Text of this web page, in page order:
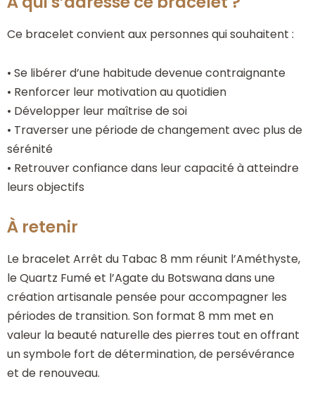
Ce bracelet convient aux personnes qui souhaitent :
• Se libérer d’une habitude devenue contraignante
• Renforcer leur motivation au quotidien
• Développer leur maîtrise de soi
• Traverser une période de changement avec plus de
sérénité
• Retrouver confiance dans leur capacité à atteindre
leurs objectifs
À retenir
Le bracelet Arrêt du Tabac 8 mm réunit l’Améthyste,
le Quartz Fumé et l’Agate du Botswana dans une
création artisanale pensée pour accompagner les
périodes de transition. Son format 8 mm met en
valeur la beauté naturelle des pierres tout en offrant
un symbole fort de détermination, de persévérance
et de renouveau.